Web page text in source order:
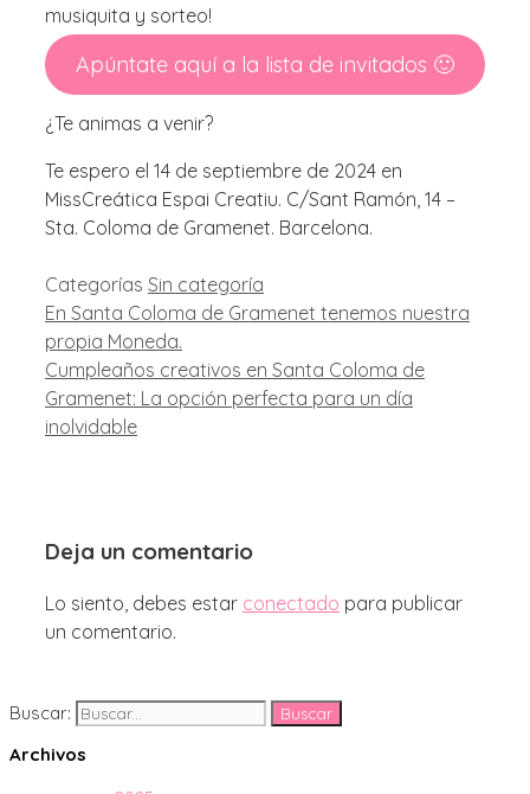
musiquita y sorteo!
Apúntate aquí a la lista de invitados 🙂
¿Te animas a venir?
Te espero el 14 de septiembre de 2024 en
MissCreática Espai Creatiu. C/Sant Ramón, 14 –
Sta. Coloma de Gramenet. Barcelona.
Categorías Sin categoría
En Santa Coloma de Gramenet tenemos nuestra
propia Moneda.
Cumpleaños creativos en Santa Coloma de
Gramenet: La opción perfecta para un día
inolvidable
Deja un comentario
Lo siento, debes estar conectado para publicar
un comentario.
Buscar:
Archivos